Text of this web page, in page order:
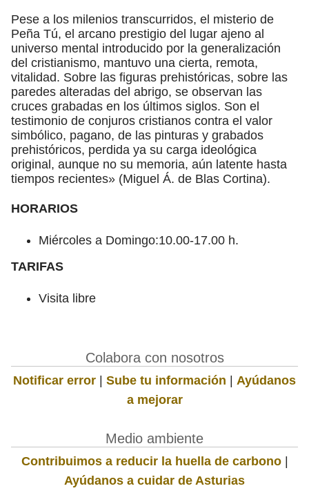
Pese a los milenios transcurridos, el misterio de
Peña Tú, el arcano prestigio del lugar ajeno al
universo mental introducido por la generalización
del cristianismo, mantuvo una cierta, remota,
vitalidad. Sobre las figuras prehistóricas, sobre las
paredes alteradas del abrigo, se observan las
cruces grabadas en los últimos siglos. Son el
testimonio de conjuros cristianos contra el valor
simbólico, pagano, de las pinturas y grabados
prehistóricos, perdida ya su carga ideológica
original, aunque no su memoria, aún latente hasta
tiempos recientes» (Miguel Á. de Blas Cortina).
HORARIOS
Miércoles a Domingo:10.00-17.00 h.
TARIFAS
Visita libre
Colabora con nosotros
Notificar error | Sube tu información | Ayúdanos
a mejorar
Medio ambiente
Contribuimos a reducir la huella de carbono|
Ayúdanos a cuidar de Asturias